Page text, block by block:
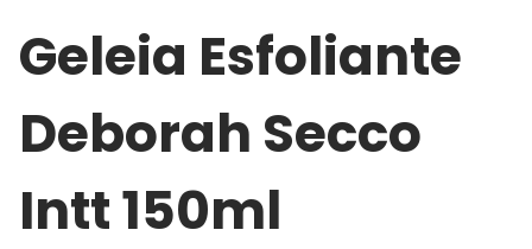
Geleia Esfoliante
Deborah Secco
Intt 150ml